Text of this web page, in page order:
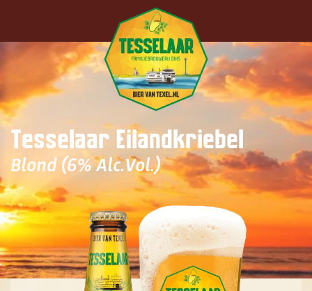
Terug naar hoofdinhoud
Tesselaar Eilandkriebel
Blond (6% Alc.Vol.)